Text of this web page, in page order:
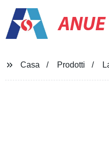
ANUE
Casa Prodotti